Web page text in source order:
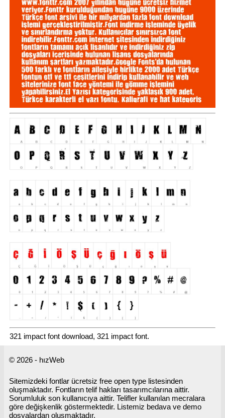
321 impact font download, 321 impact font.
© 2026 - hızWeb
Sitemizdeki fontlar ücretsiz free open type listesinden
oluşmaktadır. Fontların telif hakları tasarımcılarına aittir.
Sorumluluk son kullanıcıya aittir. Telifler kullanılan mecralara
göre değişkenlik göstermektedir. Listemiz bedava ve demo
dosyalardan oluşmaktadır.